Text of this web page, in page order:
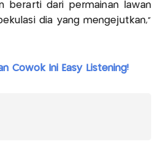
berarti dari permainan lawan
dia yang mengejutkan,"
Cowok Ini Easy Listening!